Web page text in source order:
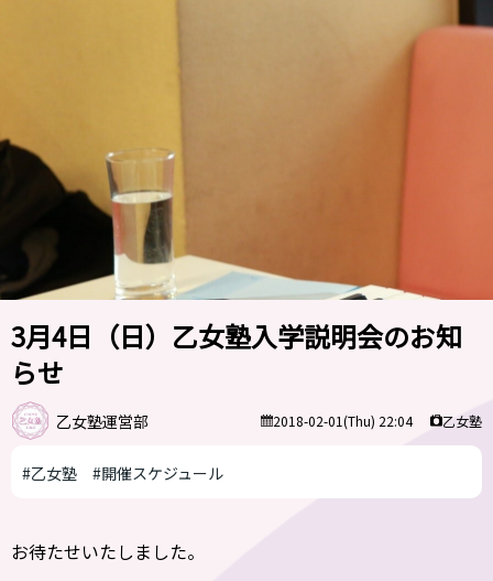
3月4日（日）乙女塾入学説明会のお知
らせ
乙女塾運営部 2018-02-01(Thu) 22:04 乙女塾
#乙女塾 #開催スケジュール
お待たせいたしました。